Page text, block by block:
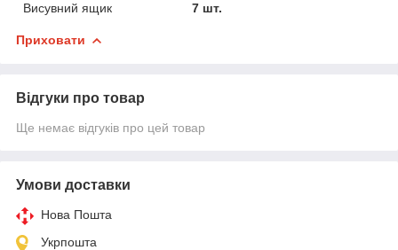
Висувний ящик 7 шт.
Приховати
Відгуки про товар
Ще немає відгуків про цей товар
Умови доставки
Нова Пошта
Укрпошта